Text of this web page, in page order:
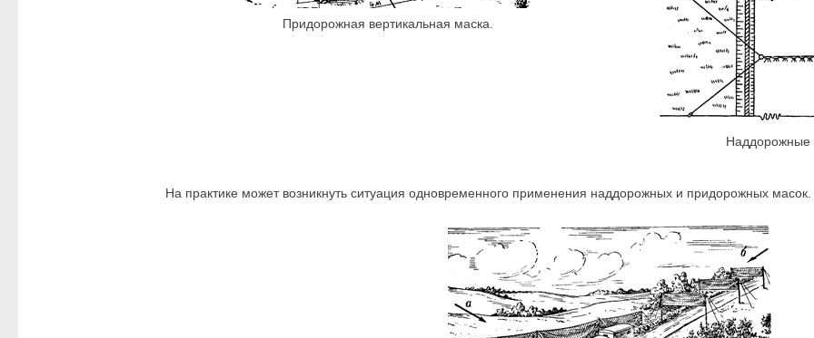
Придорожная вертикальная маска.
Наддорожные
На практике может возникнуть ситуация одновременного применения наддорожных и придорожных масок.